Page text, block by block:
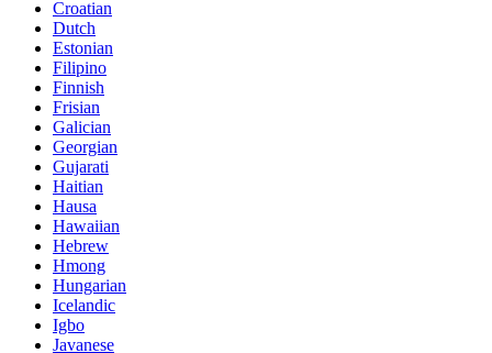
Croatian
Dutch
Estonian
Filipino
Finnish
Frisian
Galician
Georgian
Gujarati
Haitian
Hausa
Hawaiian
Hebrew
Hmong
Hungarian
Icelandic
Igbo
Javanese